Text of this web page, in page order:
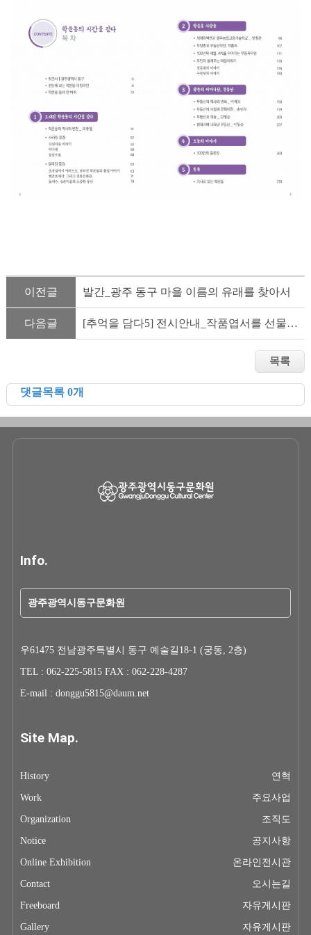
이전글 발간_광주 동구 마을 이름의 유래를 찾아서
다음글 [추억을 담다5] 전시안내_작품엽서를 선물로 드립니다
댓글목록 0개
Info.
광주광역시동구문화원
우61475 전남광주특별시 동구 예술길18-1 (궁동, 2층)
TEL : 062-225-5815 FAX : 062-228-4287
E-mail : donggu5815@daum.net
Site Map.
History
연혁
Work
주요사업
Organization
조직도
Notice
공지사항
Online Exhibition
온라인전시관
Contact
오시는길
Freeboard
자유게시판
Gallery
자유게시판